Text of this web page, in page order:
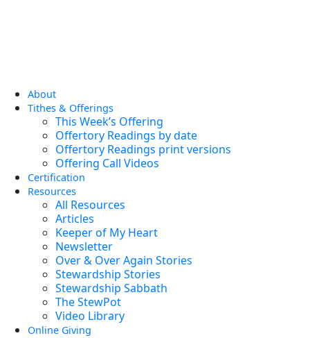
About
Tithes & Offerings
This Week’s Offering
Offertory Readings by date
Offertory Readings print versions
Offering Call Videos
Certification
Resources
All Resources
Articles
Keeper of My Heart
Newsletter
Over & Over Again Stories
Stewardship Stories
Stewardship Sabbath
The StewPot
Video Library
Online Giving